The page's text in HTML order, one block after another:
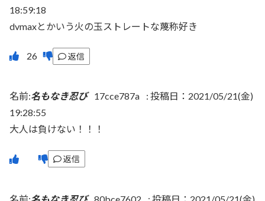
18:59:18
dvmaxとかいう火の玉ストレートな蔑称好き
返信
名前:名もなき忍び 17cce787a : 投稿日：2021/05/21(金)
19:28:55
大人は負けない！！！
返信